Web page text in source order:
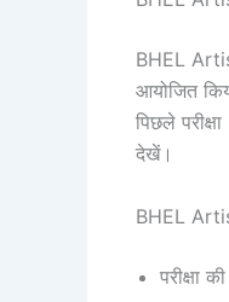
BHEL
आयोजित
पिछले
देखें।
BHEL
परीक्षा